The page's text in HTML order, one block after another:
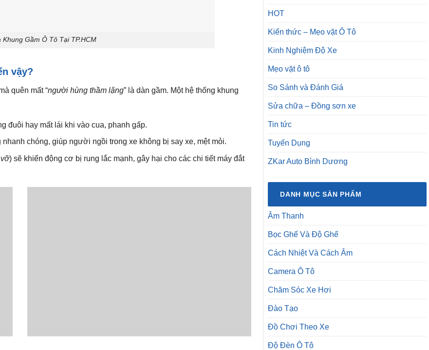
Gầm Ô Tô Tại TP.HCM
vậy?
quên mất “người hùng thầm lặng” là dàn gầm. Một hệ thống khung
đuôi hay mất lái khi vào cua, phanh gấp.
nhanh chóng, giúp người ngồi trong xe không bị say xe, mệt mỏi.
) sẽ khiến động cơ bị rung lắc mạnh, gây hại cho các chi tiết máy đắt
HOT
Kiến thức – Mẹo vặt Ô Tô
Kinh Nghiệm Độ Xe
Mẹo vặt ô tô
So Sánh và Đánh Giá
Sửa chữa – Đồng sơn xe
Tin tức
Tuyển Dụng
ZKar Auto Bình Dương
DANH MỤC SẢN PHẨM
Âm Thanh
Bọc Ghế Và Độ Ghế
Cách Nhiệt Và Cách Âm
Camera Ô Tô
Chăm Sóc Xe Hơi
Đào Tạo
Đồ Chơi Theo Xe
Độ Đèn Ô Tô